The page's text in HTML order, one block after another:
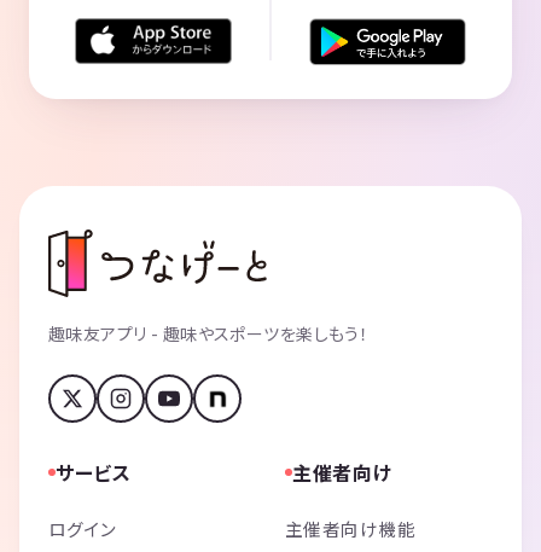
趣味友アプリ - 趣味やスポーツを楽しもう！
サービス
ログイン
主催者向け
主催者向け機能